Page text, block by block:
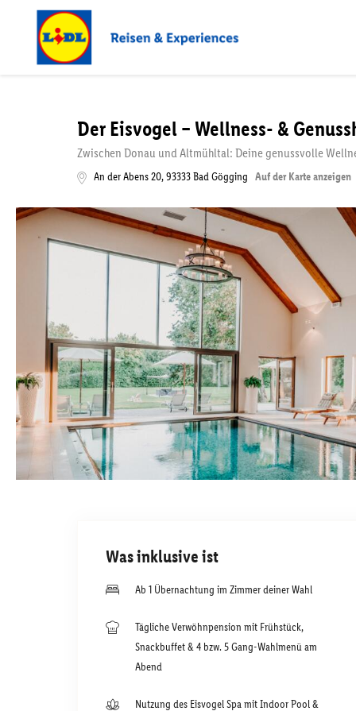
Der Eisvogel – Wellness- &
Zwischen Donau und Altmühltal: Deine genussvolle
An der Abens 20,93333Bad Gögging Auf der Karte anzeigen
Was inklusive ist
Ab 1 Übernachtung im Zimmer deiner Wahl
Tägliche Verwöhnpension mit Frühstück,
Snackbuffet & 4 bzw. 5 Gang-Wahlmenü am
Abend
Nutzung des Eisvogel Spa mit Indoor Pool &